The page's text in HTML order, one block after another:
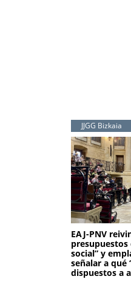
JJGG Bizkaia
EAJ-PNV
presupuestos
social” y
señalar a qué
dispuestos a